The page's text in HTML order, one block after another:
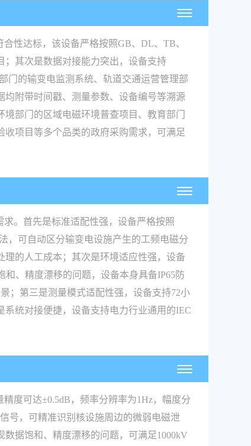
性达标，该设备严格按照GB、DL、TB、
；其次是数据对接能力突出，设备支持
门的输变电监测系统、轨道交通运营管理部
附带时间戳、测量参数、设备编号等溯源
部门的区域电磁环境普查项目、教育部门
项目等多个品类的政府采购需求，可满足
。首先是标准适配性强，设备严格按照
，可自动区分输变电设施产生的工频电磁分
的人工成本；其次是环境适应性强，设备
和、精度漂移的问题，设备本身具备IP65防
；第三是测量模式适配性强，设备支持72小
统对接便捷，设备支持电力行业通用的IEC
度可达±0.5dB，频率分辨率为1Hz，幅度分
号，可精准识别核设施周边的微弱电磁泄
据饱和、精度漂移的问题，可满足1000kV